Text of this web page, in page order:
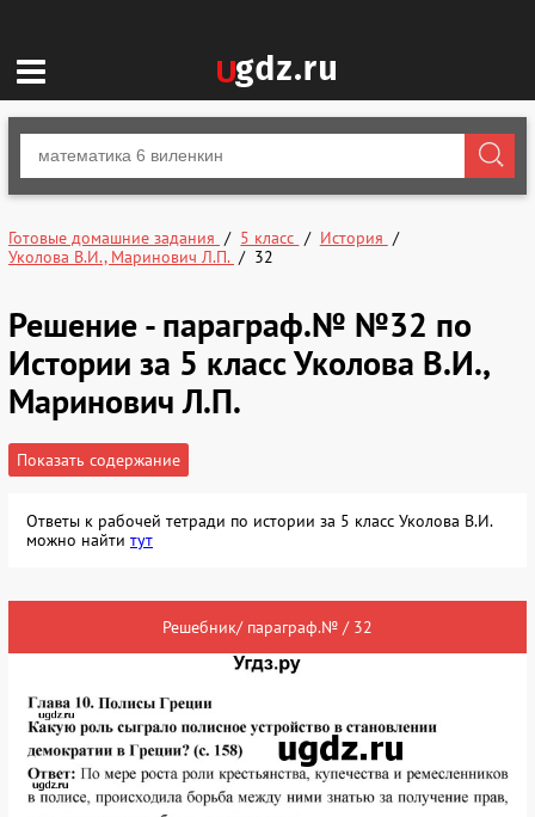
Готовые домашние задания 5 класс
История
Уколова В.И., Маринович Л.П.
32
Решение - параграф.№ №32 по
Истории за 5 класс Уколова В.И.,
Маринович Л.П.
Показать содержание
Ответы к рабочей тетради по истории за 5 класс Уколова В.И.
можно найти тут
Решебник/ параграф.№ / 32